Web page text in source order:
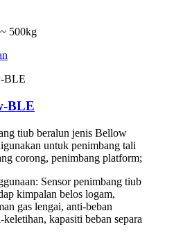
500kg
BLE
tiub beralun jenis Bellow
untuk penimbang tali
corong, penimbang platform;
Sensor penimbang tiub
kimpalan belos logam,
gas lengai, anti-beban
kapasiti beban separa